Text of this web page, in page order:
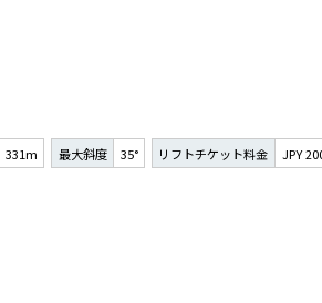
331m 最大斜度 35° リフトチケット料金 JPY